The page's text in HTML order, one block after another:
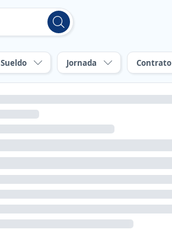
Sueldo Jornada Contrato